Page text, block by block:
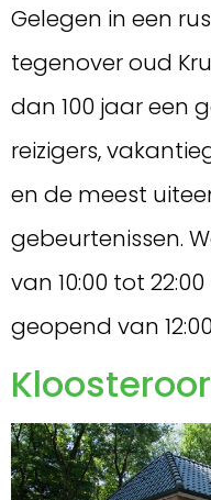
Gelegen in een
tegenover oud
dan 100 jaar een
reizigers,
en de meest
gebeurtenissen.
van 10:00 tot
geopend van